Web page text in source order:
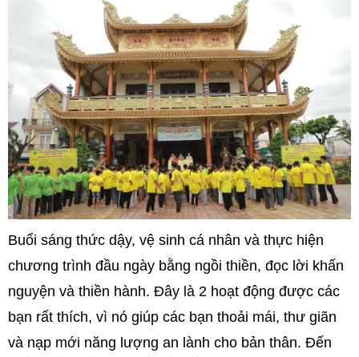
Buổi sáng thức dậy, vệ sinh cá nhân và thực hiện
chương trình đầu ngày bằng ngồi thiền, đọc lời khấn
nguyện và thiền hành. Đây là 2 hoạt động được các
bạn rất thích, vì nó giúp các bạn thoải mái, thư giãn
và nạp mới năng lượng an lành cho bản thân. Đến